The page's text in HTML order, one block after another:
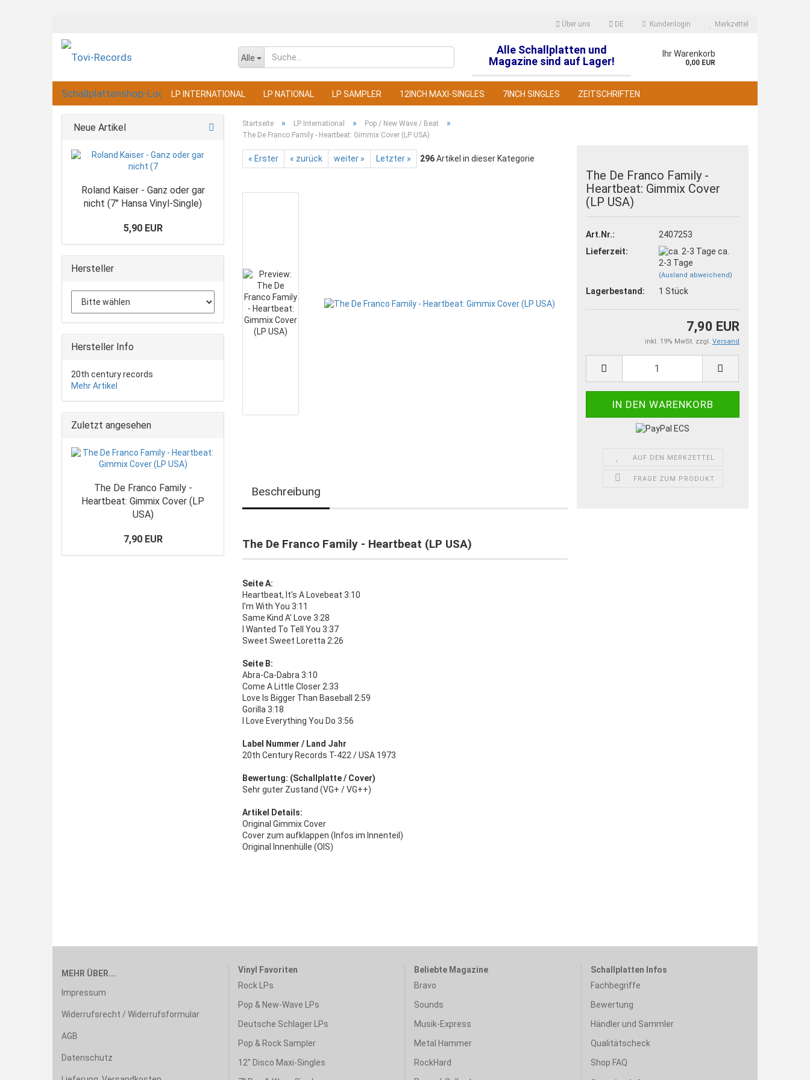
Über uns DE
Sprache auswählen
Kundenlogin
Passwort vergessen?
Merkzettel
Alle
Alle Schallplatten und
Magazine sind auf Lager!
Ihr Warenkorb
0,00 EUR
LP INTERNATIONAL LP NATIONAL LP SAMPLER 12INCH MAXI-SINGLES 7INCH SINGLES ZEITSCHRIFTEN
Startseite » LP International » Pop / New Wave / Beat »
The De Franco Family - Heartbeat: Gimmix Cover (LP USA)
« Erster « zurück weiter » Letzter » 296Artikel in dieser Kategorie
The De Franco Family -
Heartbeat: Gimmix Cover
(LP USA)
Art.Nr.:
2407253
Lieferzeit:
ca.
2-3 Tage
(Ausland abweichend)
Lagerbestand: 1Stück
7,90 EUR
inkl. 19% MwSt. zzgl. Versand
AUF DEN MERKZETTEL
FRAGE ZUM PRODUKT
Beschreibung
The De Franco Family - Heartbeat (LP USA)
Seite A:
Heartbeat, It's A Lovebeat 3:10
I'm With You 3:11
Same Kind A' Love 3:28
I Wanted To Tell You 3:37
Sweet Sweet Loretta 2:26
Seite B:
Abra-Ca-Dabra 3:10
Come A Little Closer 2:33
Love Is Bigger Than Baseball 2:59
Gorilla 3:18
I Love Everything You Do 3:56
Label Nummer / Land Jahr
20th Century Records T-422 / USA 1973
Bewertung: (Schallplatte / Cover)
Sehr guter Zustand (VG+ / VG++)
Artikel Details:
Original Gimmix Cover
Cover zum aufklappen (Infos im Innenteil)
Original Innenhülle (OIS)
Neue Artikel
Roland Kaiser - Ganz oder gar
nicht (7" Hansa Vinyl-Single)
5,90 EUR
Hersteller
Hersteller Info
20th century records
Mehr Artikel
Zuletzt angesehen
The De Franco Family -
Heartbeat: Gimmix Cover (LP
USA)
7,90 EUR
MEHR ÜBER...
Impressum
Widerrufsrecht / Widerrufsformular
AGB
Datenschutz
Vinyl Favoriten
Rock LPs
Pop & New-Wave LPs
Deutsche Schlager LPs
Pop & Rock Sampler
12" Disco Maxi-Singles
Beliebte Magazine
Bravo
Sounds
Musik-Express
Metal Hammer
RockHard
Schallplatten Infos
Fachbegriffe
Bewertung
Händler und Sammler
Qualitätscheck
Shop FAQ